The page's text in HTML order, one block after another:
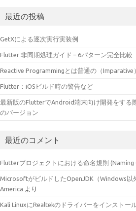
最近の投稿
GetXによる逐次実行実装例
Flutter 非同期処理ガイド – 6パターン完全比較
Reactive Programmingとは普通の（Imparative
Flutter：iOSビルド時の警告など
最新版のFlutterでAndroid端末向け開発をする
のバージョン
最近のコメント
Flutterプロジェクトにおける命名規則 (Naming
MicrosoftがビルドしたOpenJDK（Windows以
America より
Kali LinuxにRealtekのドライバーをインストー